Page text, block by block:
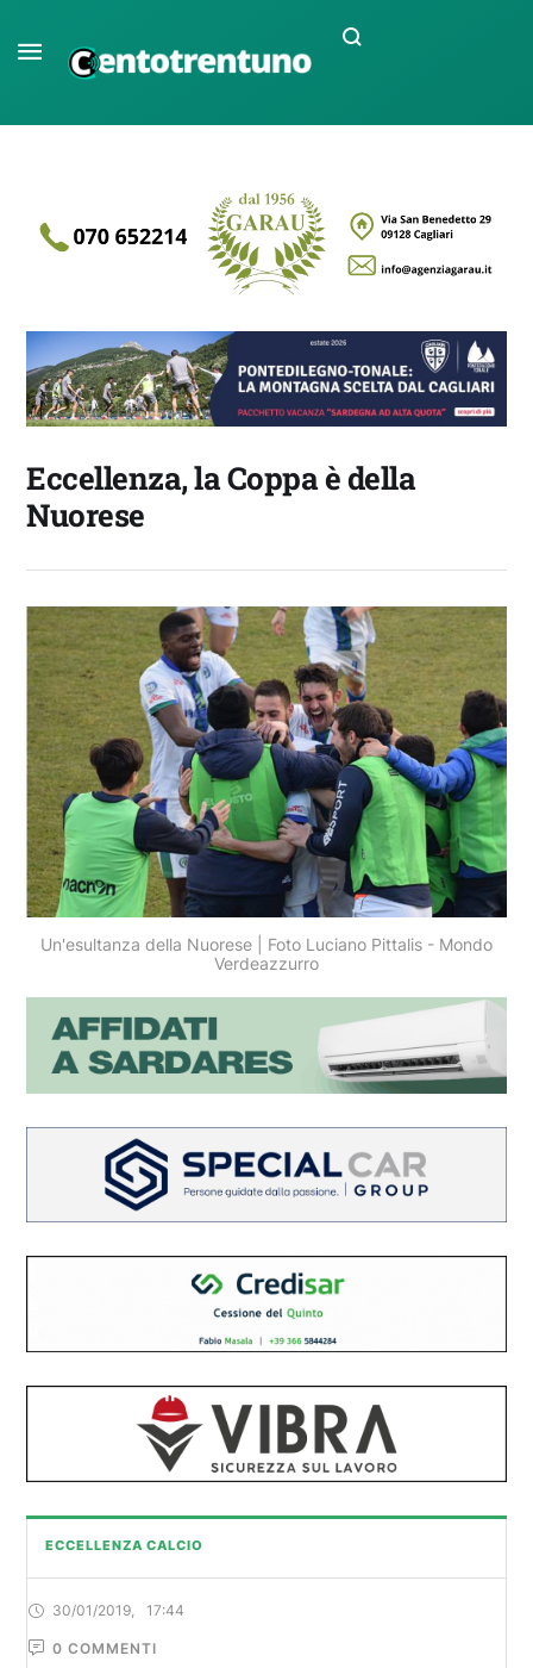
Eccellenza, la Coppa è della
Nuorese
Un'esultanza della Nuorese | Foto Luciano Pittalis - Mondo
Verdeazzurro
ECCELLENZA CALCIO
30/01/2019 17:44
0 COMMENTI